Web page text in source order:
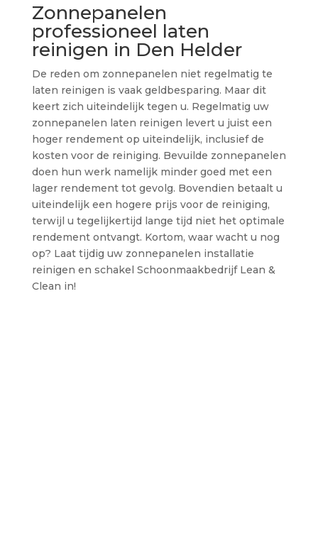
Zonnepanelen
professioneel laten
reinigen in Den Helder
De reden om zonnepanelen niet regelmatig te
laten reinigen is vaak geldbesparing. Maar dit
keert zich uiteindelijk tegen u. Regelmatig uw
zonnepanelen laten reinigen levert u juist een
hoger rendement op uiteindelijk, inclusief de
kosten voor de reiniging. Bevuilde zonnepanelen
doen hun werk namelijk minder goed met een
lager rendement tot gevolg. Bovendien betaalt u
uiteindelijk een hogere prijs voor de reiniging,
terwijl u tegelijkertijd lange tijd niet het optimale
rendement ontvangt. Kortom, waar wacht u nog
op? Laat tijdig uw zonnepanelen installatie
reinigen en schakel Schoonmaakbedrijf Lean &
Clean in!